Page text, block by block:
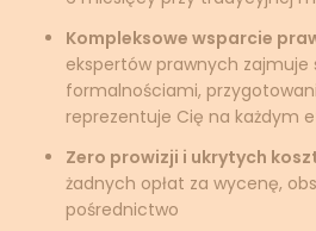
Kompleksowe wsparcie
ekspertów prawnych zajmuje
formalnościami,
reprezentuje Cię na każdym
Zero prowizji i ukrytych
żadnych opłat za wycenę,
pośrednictwo